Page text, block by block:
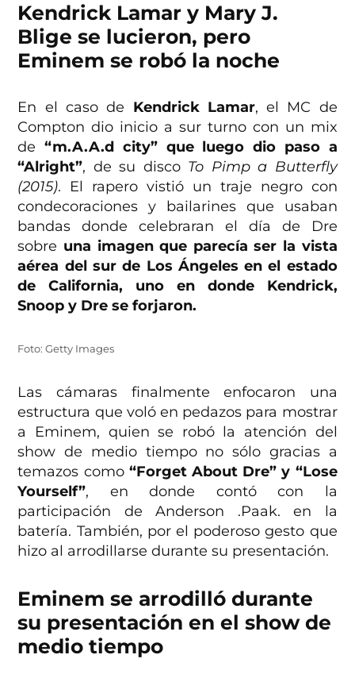
Kendrick Lamar y Mary J.
Blige se lucieron, pero
Eminem se robó la noche
En el caso de Kendrick Lamar, el MC de
Compton dio inicio a sur turno con un mix
de“m.A.A.d city” que luego dio paso a
“Alright”, de su disco To Pimp a Butterfly
(2015). El rapero vistió un traje negro con
condecoraciones y bailarines que usaban
bandas donde celebraran el día de Dre
sobre una imagen que parecía ser la vista
aérea del sur de Los Ángeles en el estado
de California, uno en donde Kendrick,
Snoop y Dre se forjaron.
Foto: Getty Images
Las cámaras finalmente enfocaron una
estructura que voló en pedazos para mostrar
a Eminem, quien se robó la atención del
show de medio tiempo no sólo gracias a
temazos como “Forget About Dre” y “Lose
Yourself”, en donde contó con la
participación de Anderson .Paak. en la
batería. También, por el poderoso gesto que
hizo al arrodillarse durante su presentación.
Eminem se arrodilló durante
su presentación en el show de
medio tiempo